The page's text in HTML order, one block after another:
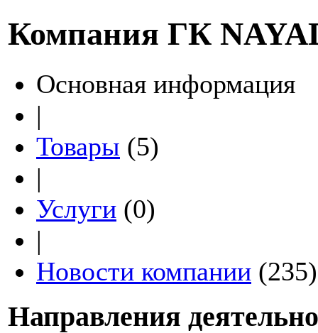
Компания ГК
Основная информация
|
Товары (5)
|
Услуги (0)
|
Новости компании (235)
Направления